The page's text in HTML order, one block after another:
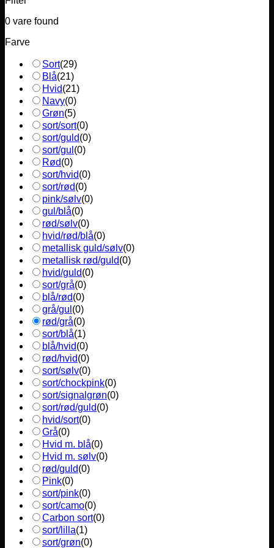
0 vare found
Farve
Sort(29)
Blå(21)
Hvid(21)
Navy(0)
Grøn(5)
sort/sort(0)
sort/guld(0)
sort/gul (0)
Rød(0)
sort/hvid(0)
sort/rød(0)
pink/sølv(0)
gul/blå(0)
rød/sølv(0)
hvid/rød/blå(0)
metallisk guld/sølv(0)
metallisk rød/guld(0)
hvid/guld(0)
sort/grå(0)
blå/rød(0)
grå/gul (0)
rød/grå(0)
sort/blå(1)
blå/hvid(0)
rød/hvid(0)
sort/sølv(0)
sort/chockpink(0)
sort/signalgrøn(0)
sort/rød/guld(0)
hvid/sort(0)
Grå(0)
Hvid m. blå(0)
Hvid m. sølv(0)
rød/guld(0)
Pink(0)
sort/pink(0)
sort/camo(0)
Carbon sort(0)
sort/lilla(1)
sort/grøn(0)